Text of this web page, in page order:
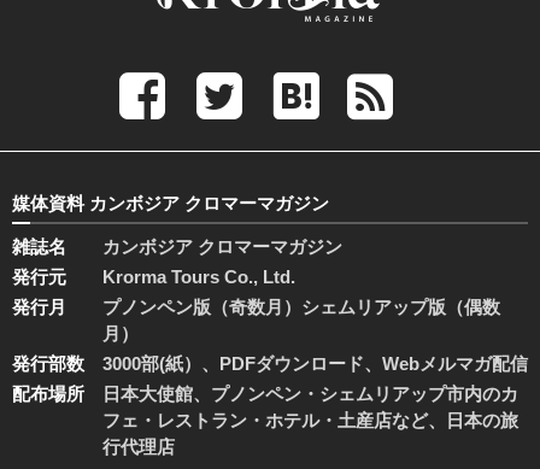
媒体資料 カンボジア クロマーマガジン
雑誌名
カンボジア クロマーマガジン
発行元
Krorma Tours Co., Ltd.
発行月
プノンペン版（奇数月）シェムリアップ版（偶数
月）
発行部数
3000部(紙）、PDFダウンロード、Webメルマガ配信
配布場所
日本大使館、プノンペン・シェムリアップ市内のカ
フェ・レストラン・ホテル・土産店など、日本の旅
行代理店